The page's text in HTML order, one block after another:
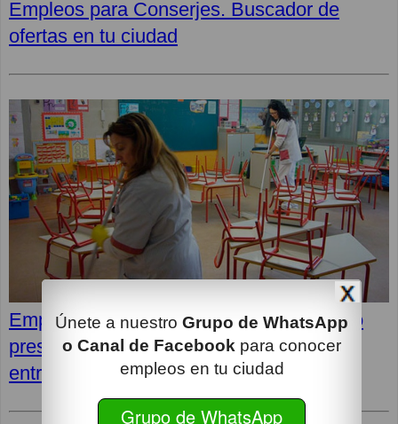
Únete a nuestro Grupo de WhatsApp
o Canal de Facebook para conocer
empleos en tu ciudad
Grupo de WhatsApp
Empleos para Conserjes. Buscador de
ofertas en tu ciudad
Empleos en Clece: Últimas ofertas, cómo
presentar tu candidatura y superar la
entrevista